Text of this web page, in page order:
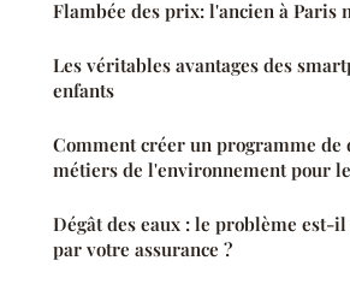
Flambée des prix: l'ancien à Paris
Les véritables avantages des
enfants
Comment créer un programme de
métiers de l'environnement pour
Dégât des eaux : le problème est-
par votre assurance ?